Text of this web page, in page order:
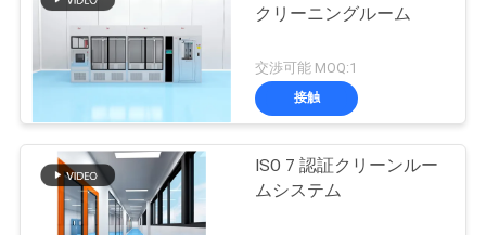
クリーニングルーム
交渉可能 MOQ:1
接触
ISO 7 認証クリーンルー
ムシステム